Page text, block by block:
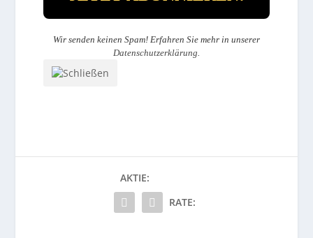
Wir senden keinen Spam! Erfahren Sie mehr in unserer
Datenschutzerklärung.
AKTIE:
RATE: